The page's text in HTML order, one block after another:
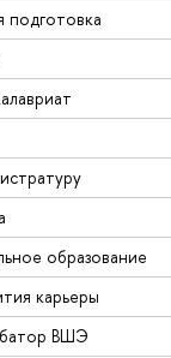
подготовка
образование
карьеры
ВШЭ